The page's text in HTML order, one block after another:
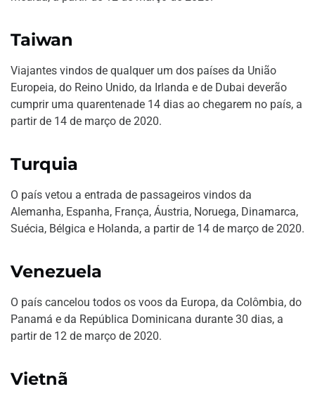
Taiwan
Viajantes vindos de qualquer um dos países da União
Europeia, do Reino Unido, da Irlanda e de Dubai deverão
cumprir uma quarentenade 14 dias ao chegarem no país, a
partir de 14 de março de 2020.
Turquia
O país vetou a entrada de passageiros vindos da
Alemanha, Espanha, França, Áustria, Noruega, Dinamarca,
Suécia, Bélgica e Holanda, a partir de 14 de março de 2020.
Venezuela
O país cancelou todos os voos da Europa, da Colômbia, do
Panamá e da República Dominicana durante 30 dias, a
partir de 12 de março de 2020.
Vietnã